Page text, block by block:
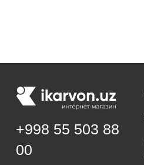
+998 55 503 88
00